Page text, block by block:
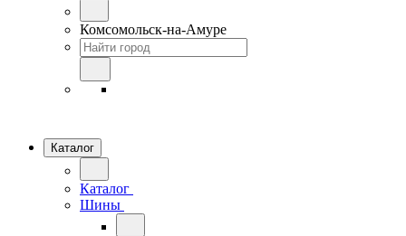
Комсомольск-на-Амуре
Каталог
Каталог
Шины